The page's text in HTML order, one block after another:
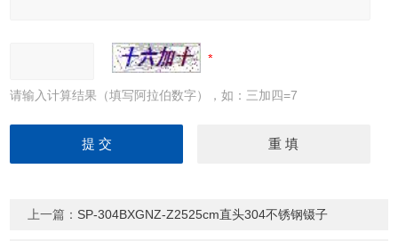
请输入计算结果（填写阿拉伯数字），如：三加四=7
上一篇： SP-304BXGNZ-Z2525cm直头304不锈钢镊子